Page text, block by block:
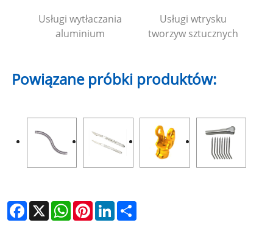
Usługi wytłaczania
aluminium
Usługi wtrysku
tworzyw sztucznych
Powiązane próbki produktów:
Facebook
X WhatsAppPinterestLinkedIn